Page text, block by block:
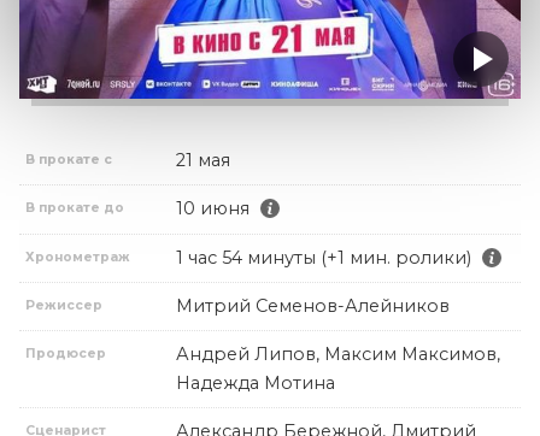
В прокате с 21 мая
В прокате до 10 июня
Хронометраж 1 час 54 минуты (+1 мин. ролики)
Режиссер Митрий Семенов-Алейников
Продюсер
Андрей Липов, Максим Максимов,
Надежда Мотина
Сценарист